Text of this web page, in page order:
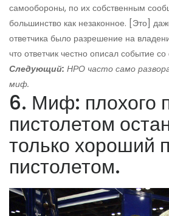
самообороны, по их собственным
большинство как незаконное. [Это]
ответчика было разрешение на
что ответчик честно описал событие со
Следующий: НРО часто само
миф.
6. Миф: плохого
пистолетом
только хороший
пистолетом.